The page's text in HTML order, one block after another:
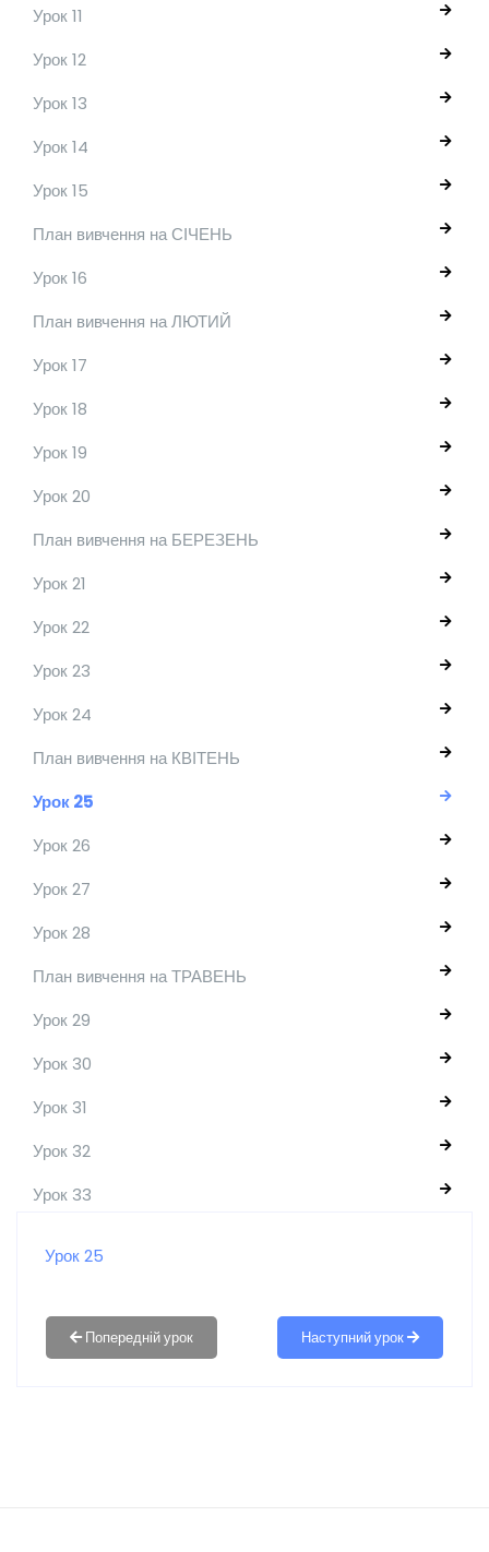
Урок 11
Урок 12
Урок 13
Урок 14
Урок 15
План вивчення на СІЧЕНЬ
Урок 16
План вивчення на ЛЮТИЙ
Урок 17
Урок 18
Урок 19
Урок 20
План вивчення на БЕРЕЗЕНЬ
Урок 21
Урок 22
Урок 23
Урок 24
План вивчення на КВІТЕНЬ
Урок 25
Урок 26
Урок 27
Урок 28
План вивчення на ТРАВЕНЬ
Урок 29
Урок 30
Урок 31
Урок 32
Урок 33
Урок 25
Наступний урок